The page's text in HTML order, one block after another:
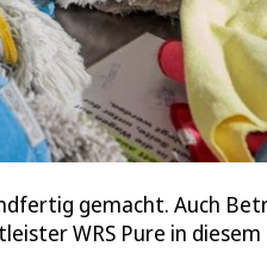
gemacht. Auch
WRS Pure in